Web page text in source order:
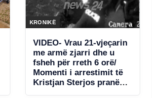
KRONIKË
VIDEO- Vrau 21-vjeçarin
me armë zjarri dhe u
fsheh për rreth 6 orë/
Momenti i arrestimit të
Kristjan Sterjos pranë